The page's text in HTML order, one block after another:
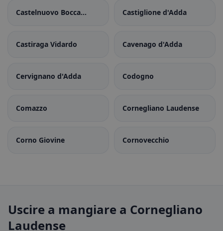
Castelnuovo Bocca
Castiglione d'Adda
Castiraga Vidardo Cavenago d'Adda
Cervignano d'Adda Codogno
Comazzo Cornegliano Laudense
Corno Giovine Cornovecchio
Uscire a mangiare a Cornegliano
Laudense